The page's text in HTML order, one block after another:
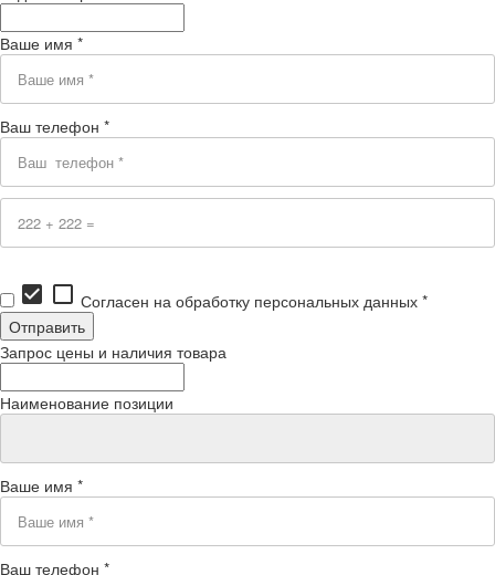
Ваше имя *
Ваш телефон *
check_box check_box_outline_blank Согласен на обработку персональных данных *
Запрос цены и наличия товара
Наименование позиции
Ваше имя *
Ваш телефон *